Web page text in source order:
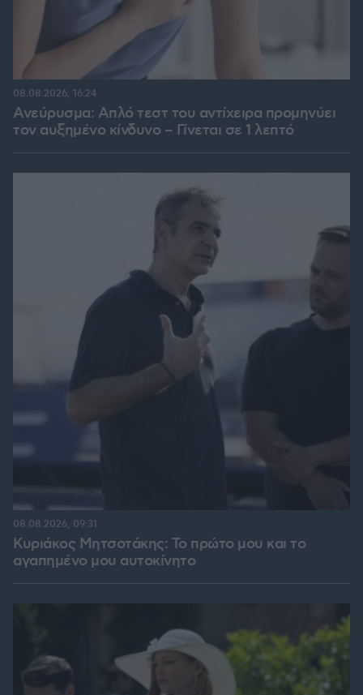
Ανεύρυσμα: Απλό τεστ του αντίχειρα προμηνύει
τον αυξημένο κίνδυνο – Γίνεται σε 1 λεπτό
08.08.2026, 16:24
Κυριάκος Μητσοτάκης: Το πρώτο μου και το
αγαπημένο μου αυτοκίνητο
08.08.2026, 09:31